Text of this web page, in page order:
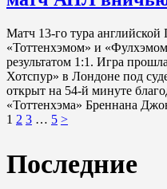
Матч 13-го тура
«Тоттенхэмом» и
результатом 1:1. Игра
Хотспур» в Лондоне под
открыт на 54-й минуте
«Тоттенхэма» Бреннана
Пагинация
Page
1 Page
2 Page
3 … Page
5 >
Последние